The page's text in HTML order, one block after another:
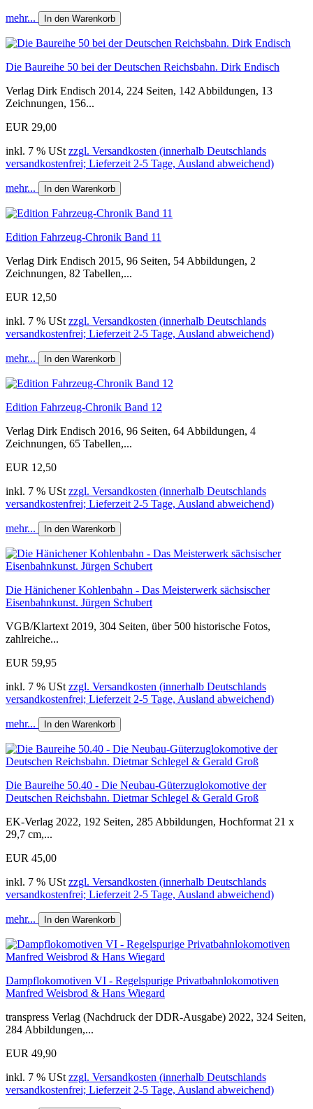
mehr... In den Warenkorb
Die Baureihe 50 bei der Deutschen Reichsbahn. Dirk Endisch
Verlag Dirk Endisch 2014, 224 Seiten, 142 Abbildungen, 13
Zeichnungen, 156...
EUR 29,00
inkl. 7 % USt zzgl. Versandkosten (innerhalb Deutschlands
versandkostenfrei; Lieferzeit 2-5 Tage, Ausland abweichend)
mehr... In den Warenkorb
Edition Fahrzeug-Chronik Band 11
Verlag Dirk Endisch 2015, 96 Seiten, 54 Abbildungen, 2
Zeichnungen, 82 Tabellen,...
EUR 12,50
inkl. 7 % USt zzgl. Versandkosten (innerhalb Deutschlands
versandkostenfrei; Lieferzeit 2-5 Tage, Ausland abweichend)
mehr... In den Warenkorb
Edition Fahrzeug-Chronik Band 12
Verlag Dirk Endisch 2016, 96 Seiten, 64 Abbildungen, 4
Zeichnungen, 65 Tabellen,...
EUR 12,50
inkl. 7 % USt zzgl. Versandkosten (innerhalb Deutschlands
versandkostenfrei; Lieferzeit 2-5 Tage, Ausland abweichend)
mehr... In den Warenkorb
Die Hänichener Kohlenbahn - Das Meisterwerk sächsischer
Eisenbahnkunst. Jürgen Schubert
VGB/Klartext 2019, 304 Seiten, über 500 historische Fotos,
zahlreiche...
EUR 59,95
inkl. 7 % USt zzgl. Versandkosten (innerhalb Deutschlands
versandkostenfrei; Lieferzeit 2-5 Tage, Ausland abweichend)
mehr... In den Warenkorb
Die Baureihe 50.40 - Die Neubau-Güterzuglokomotive der
Deutschen Reichsbahn. Dietmar Schlegel & Gerald Groß
EK-Verlag 2022, 192 Seiten, 285 Abbildungen, Hochformat 21 x
29,7 cm,...
EUR 45,00
inkl. 7 % USt zzgl. Versandkosten (innerhalb Deutschlands
versandkostenfrei; Lieferzeit 2-5 Tage, Ausland abweichend)
mehr... In den Warenkorb
Dampflokomotiven VI - Regelspurige Privatbahnlokomotiven
Manfred Weisbrod & Hans Wiegard
transpress Verlag (Nachdruck der DDR-Ausgabe) 2022, 324 Seiten,
284 Abbildungen,...
EUR 49,90
inkl. 7 % USt zzgl. Versandkosten (innerhalb Deutschlands
versandkostenfrei; Lieferzeit 2-5 Tage, Ausland abweichend)